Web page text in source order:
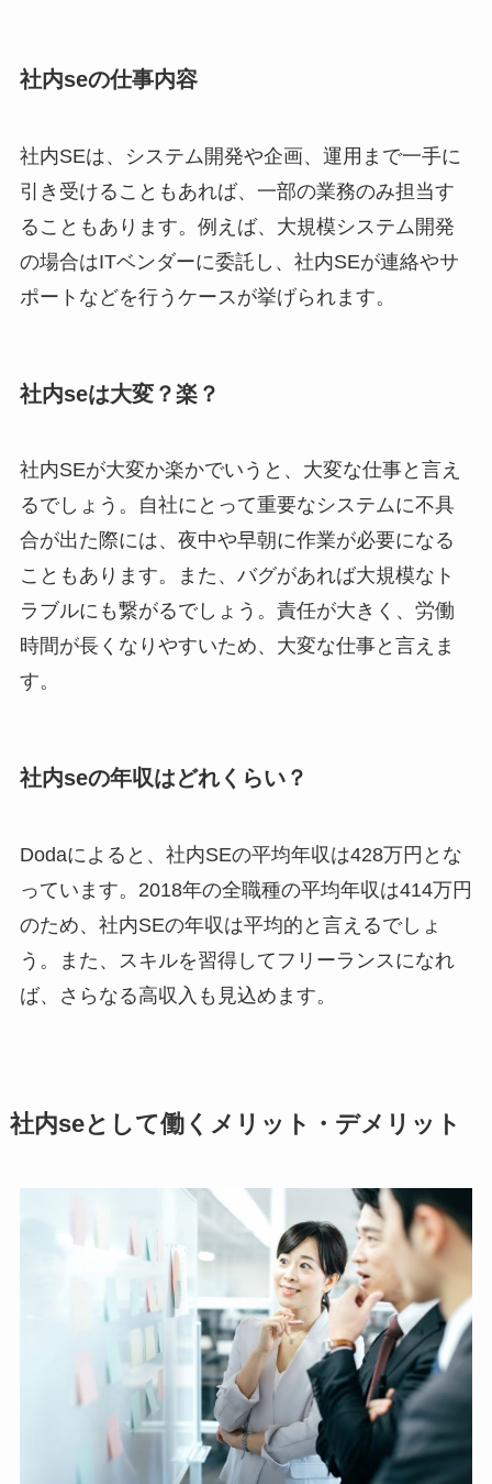
社内seの仕事内容
社内SEは、システム開発や企画、運用まで一手に
引き受けることもあれば、一部の業務のみ担当す
ることもあります。例えば、大規模システム開発
の場合はITベンダーに委託し、社内SEが連絡やサ
ポートなどを行うケースが挙げられます。
社内seは大変？楽？
社内SEが大変か楽かでいうと、大変な仕事と言え
るでしょう。自社にとって重要なシステムに不具
合が出た際には、夜中や早朝に作業が必要になる
こともあります。また、バグがあれば大規模なト
ラブルにも繋がるでしょう。責任が大きく、労働
時間が長くなりやすいため、大変な仕事と言えま
す。
社内seの年収はどれくらい？
Dodaによると、社内SEの平均年収は428万円とな
っています。2018年の全職種の平均年収は414万円
のため、社内SEの年収は平均的と言えるでしょ
う。また、スキルを習得してフリーランスになれ
ば、さらなる高収入も見込めます。
社内seとして働くメリット・デメリット